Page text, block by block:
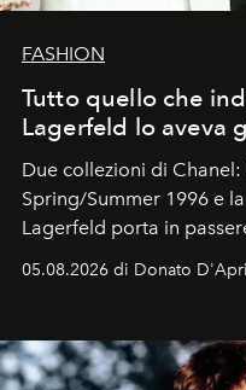
FASHION
Tutto quello che
Lagerfeld lo aveva
Due collezioni di
Spring/Summer 1996 e
Lagerfeld porta in
logomania pensata per
Kate, Claudia e Carla
uno dei documenti più
05.08.2026 di Donato